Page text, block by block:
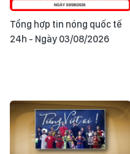
Tổng hợp tin nóng quốc tế
24h - Ngày 03/08/2026